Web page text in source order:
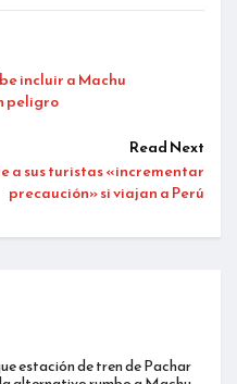
incluir a Machu
peligro
Read Next
a sus turistas «incrementar
precaución» si viajan a Perú
estación de tren de Pachar